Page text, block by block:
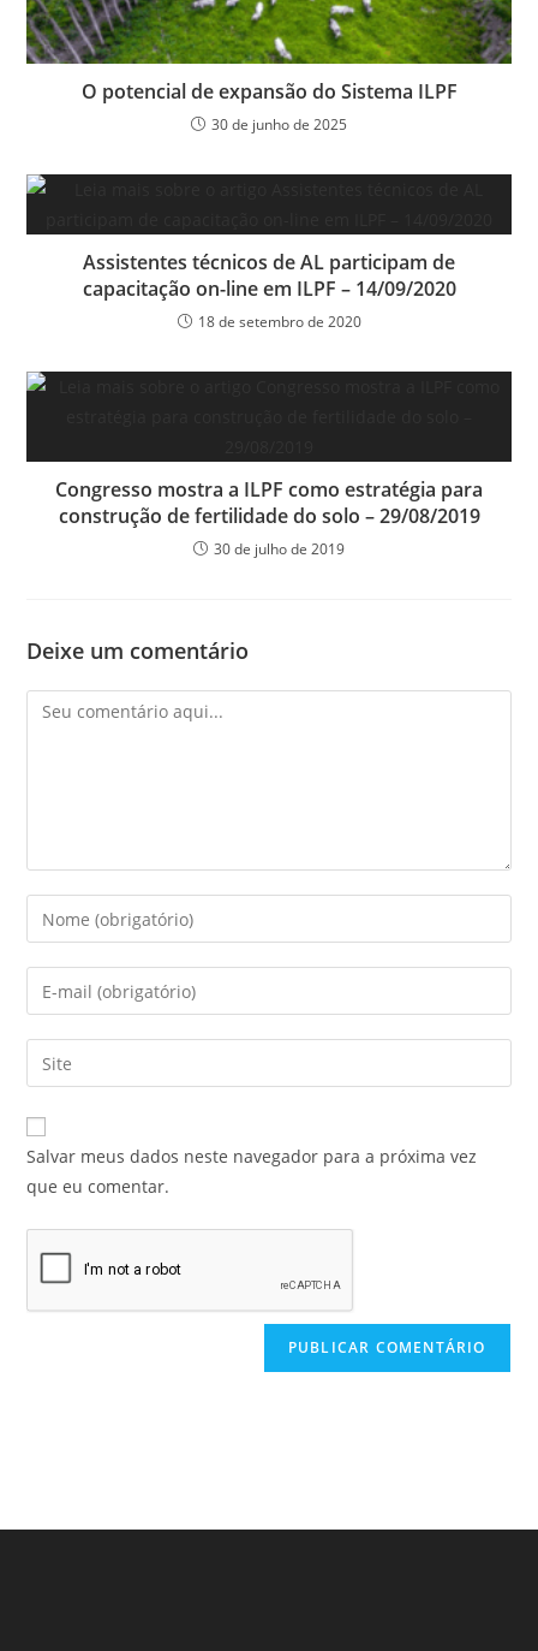
O potencial de expansão do Sistema ILPF
30 de junho de 2025
Assistentes técnicos de AL participam de
capacitação on-line em ILPF – 14/09/2020
18 de setembro de 2020
Congresso mostra a ILPF como estratégia para
construção de fertilidade do solo – 29/08/2019
30 de julho de 2019
Deixe um comentário
Salvar meus dados neste navegador para a próxima vez
que eu comentar.